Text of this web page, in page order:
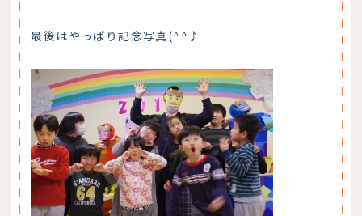
最後はやっぱり記念写真(^^♪